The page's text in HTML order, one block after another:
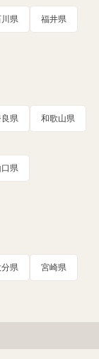
県 福井県
県 和歌山県
口県
分県 宮崎県